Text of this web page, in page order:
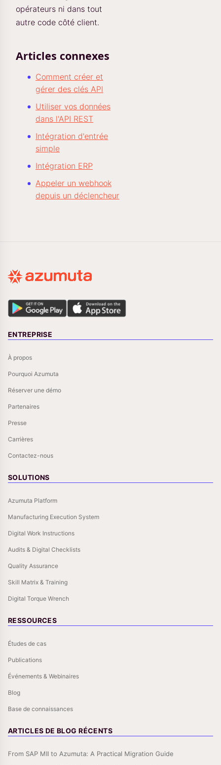
opérateurs ni dans tout
autre code côté client.
Articles connexes
Comment créer et
gérer des clés API
Utiliser vos données
dans l'API REST
Intégration d'entrée
simple
Intégration ERP
Appeler un webhook
depuis un déclencheur
ENTREPRISE
À propos
Pourquoi Azumuta
Réserver une démo
Partenaires
Presse
Carrières
Contactez-nous
SOLUTIONS
Azumuta Platform
Manufacturing Execution System
Digital Work Instructions
Audits & Digital Checklists
Quality Assurance
Skill Matrix & Training
Digital Torque Wrench
RESSOURCES
Études de cas
Publications
Événements & Webinaires
Blog
Base de connaissances
ARTICLES DE BLOG RÉCENTS
From SAP MII to Azumuta: A Practical Migration Guide